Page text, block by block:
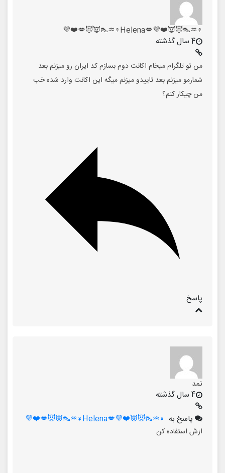
♀️♒👠😈👿❤️💜💋Helena♀️♒👠👿😈💋❤️💜
4 سال گذشته
من تو تلگرام میخام اکانت دوم بسازم کد ایران رو میزنم بعد
شمارمو میزنم بعد تاییدو میزنم میگه این اکانت وارد شده خب
من چیکار کنم؟
پاسخ
نمد
4 سال گذشته
پاسخ به ♀️♒👠😈👿❤️💜💋Helena♀️♒👠👿😈💋❤️💜
ازش استفاده کن